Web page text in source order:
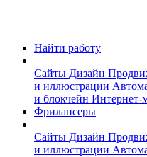
Найти работу
Сайты Дизайн
и иллюстрации
и блокчейн Интернет-
Фрилансеры
Сайты Дизайн
и иллюстрации